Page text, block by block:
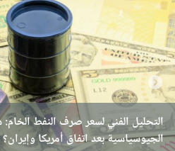
التحليل الفني لسعر صرف النفط
الجيوسياسية بعد اتفاق أمريكا وإيران؟
اخبار النفط اليوم: أين تتجه أسعار
اخبار النفط اليوم: هل تواصل أسعار
إيران وإسرائيل؟